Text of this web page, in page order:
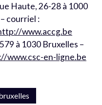
Haute, 26-28 à 1000
courriel :
www.accg.be
à 1030 Bruxelles –
www.csc-en-ligne.be